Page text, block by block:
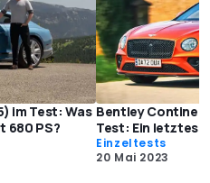
im Test: Was
680 PS?
Bentley
Test: Ein letztes
Einzeltests
20 Mai 2023